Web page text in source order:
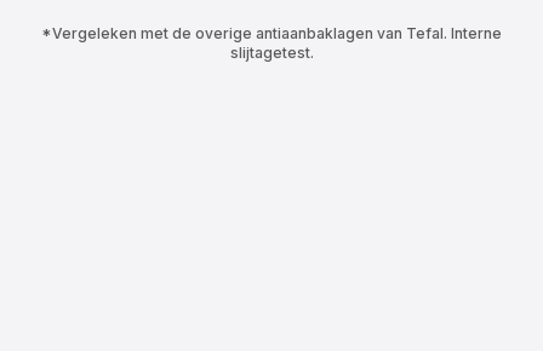
*Vergeleken met de overige antiaanbaklagen van Tefal. Interne
slijtagetest.